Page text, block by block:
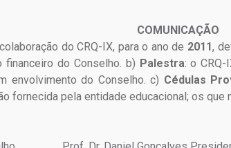
COMUNICAÇÃO
do CRQ-IX, para o ano de 2011,
financeiro do Conselho. b) Palestra: o
envolvimento do Conselho. c) Cédulas
fornecida pela entidade educacional; os